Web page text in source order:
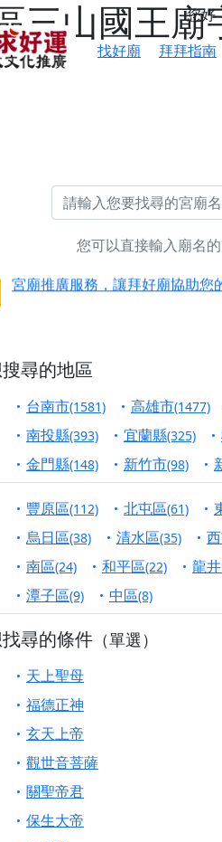
三山國王 您好
找好廟
拜拜指南
您可以直接輸入廟名
感謝 【新竹縣新豐鄉 池和宮】
宮廟推廣服務，讓拜好廟協助您
【屏東縣獅子鄉 楓港清華山聖
終追遠、廣植福田
【桃園市 桃園蓮華寺】盂蘭盆
願平安順遂的慈悲心意。
【桃園龜山 慈恩宮】丙午年梁
【新北貢寮 南極玉明殿】中元
下善緣。
【桃園慈善宮(天公廟)】中元普
是「超級加倍」！
【台北北投 福慶宮】慶讚中元
【桃園龜山 慈恩宮】瑤池金母
【桃園龜山 慈恩宮】丙午年慶
【新北八里 紫德宮】丙午年中
【台北北投金虎爺會】父親節陪
【新北八里 紫德宮】父親節奉
【桃園新屋 深圳玄天宮】農曆
【桃園新屋 深圳玄天宮】七娘
尋的地區
台南市(1581) 高雄市(1477)
南投縣(393) 宜蘭縣(325)
金門縣(148) 新竹市(98)
豐原區(112) 北屯區(61)
烏日區(38) 清水區(35)
南區(24) 和平區(22) 龍
潭子區(9) 中區(8)
尋的條件 （單選）
天上聖母
福德正神
玄天上帝
觀世音菩薩
關聖帝君
保生大帝